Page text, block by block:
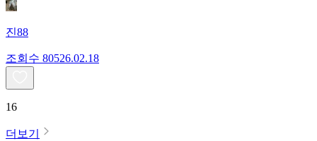
진88
조회수 80526.02.18
16
더보기